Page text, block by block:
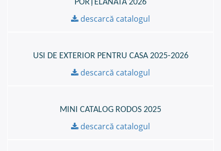
PORȚELANATĂ 2026
descarcă catalogul
USI DE EXTERIOR PENTRU CASA 2025-2026
descarcă catalogul
MINI CATALOG RODOS 2025
descarcă catalogul